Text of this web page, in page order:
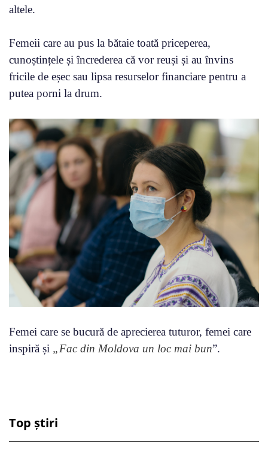
altele.
Femeii care au pus la bătaie toată priceperea,
cunoștințele și încrederea că vor reuși și au învins
fricile de eșec sau lipsa resurselor financiare pentru a
putea porni la drum.
Femei care se bucură de aprecierea tuturor, femei care
inspiră și „Fac din Moldova un loc mai bun”.
Top știri